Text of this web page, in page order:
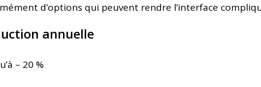
d’options qui peuvent rendre l’interface
annuelle
– 20 %